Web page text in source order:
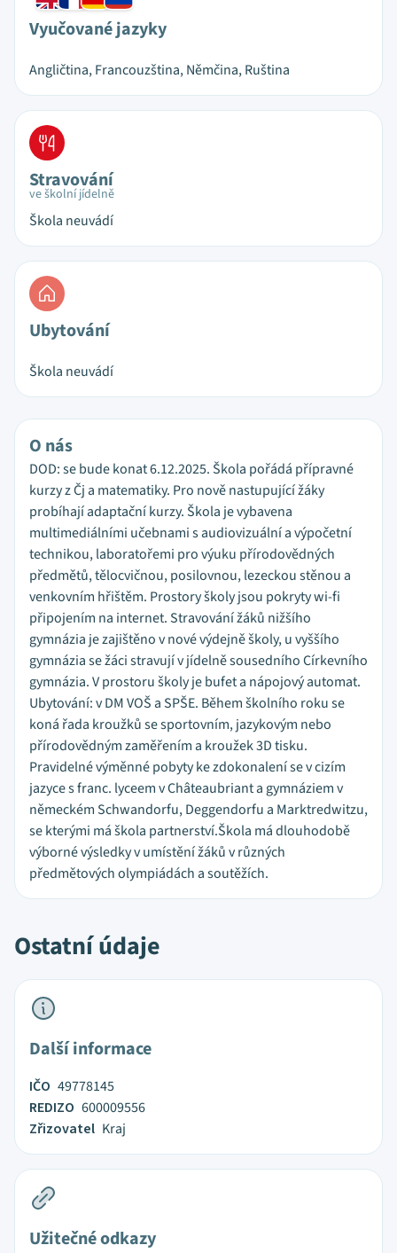
Vyučované jazyky
Angličtina, Francouzština, Němčina, Ruština
Stravování
ve školní jídelně
Škola neuvádí
Ubytování
Škola neuvádí
O nás
DOD: se bude konat 6.12.2025. Škola pořádá přípravné
kurzy z Čj a matematiky. Pro nově nastupující žáky
probíhají adaptační kurzy. Škola je vybavena
multimediálními učebnami s audiovizuální a výpočetní
technikou, laboratořemi pro výuku přírodovědných
předmětů, tělocvičnou, posilovnou, lezeckou stěnou a
venkovním hřištěm. Prostory školy jsou pokryty wi-fi
připojením na internet. Stravování žáků nižšího
gymnázia je zajištěno v nové výdejně školy, u vyššího
gymnázia se žáci stravují v jídelně sousedního Církevního
gymnázia. V prostoru školy je bufet a nápojový automat.
Ubytování: v DM VOŠ a SPŠE. Během školního roku se
koná řada kroužků se sportovním, jazykovým nebo
přírodovědným zaměřením a kroužek 3D tisku.
Pravidelné výměnné pobyty ke zdokonalení se v cizím
jazyce s franc. lyceem v Châteaubriant a gymnáziem v
německém Schwandorfu, Deggendorfu a Marktredwitzu,
se kterými má škola partnerství.Škola má dlouhodobě
výborné výsledky v umístění žáků v různých
předmětových olympiádách a soutěžích.
Ostatní údaje
Další informace
IČO 49778145
REDIZO 600009556
Zřizovatel Kraj
Užitečné odkazy